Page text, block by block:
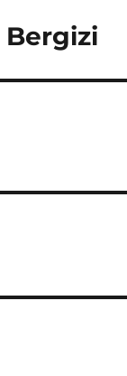
Bergizi